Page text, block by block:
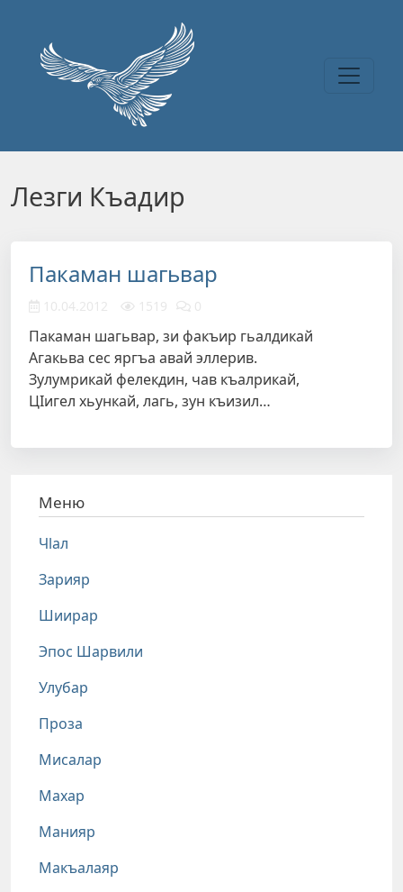
Лезги Къадир
Пакаман шагьвар
10.04.2012 1519 0
Пакаман шагьвар, зи факъир гьалдикай
Агакьва сес яргъа авай эллерив.
Зулумрикай фелекдин, чав къалрикай,
ЦIигел хьункай, лагь, зун къизил…
Меню
Чlал
Зарияр
Шиирар
Эпос Шарвили
Улубар
Проза
Мисалар
Махар
Манияр
Макъалаяр